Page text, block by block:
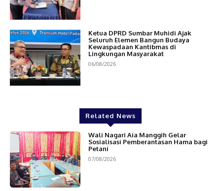
Ketua DPRD Sumbar Muhidi Ajak
Seluruh Elemen Bangun Budaya
Kewaspadaan Kantibmas di
Lingkungan Masyarakat
06/08/2026
Related News
Wali Nagari Aia Manggih Gelar
Sosialisasi Pemberantasan Hama bagi
Petani
07/08/2026